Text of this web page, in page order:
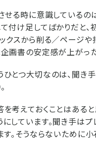
る時に意識しているのは
付け足してばかりだと
クスから削る／ページや
画書の安定感が上がっ
とつ大切なのは、聞き
考えておくことはある
しています。聞き手は
す。そうならないために